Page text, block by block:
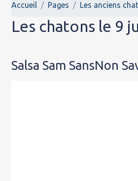
Accueil Pages Les anciens
Les chatons le 9
Salsa Sam SansNon